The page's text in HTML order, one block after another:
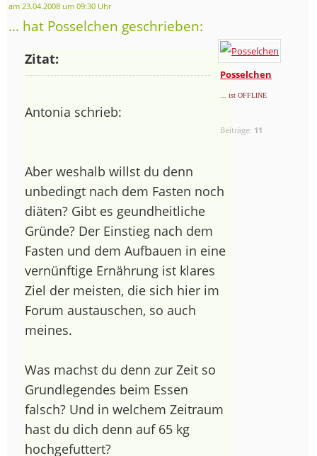
am 23.04.2008 um 09:30 Uhr
... hat Posselchen geschrieben:
Posselchen
... ist OFFLINE
Beiträge: 11
Zitat:
Antonia schrieb:
Aber weshalb willst du denn
unbedingt nach dem Fasten noch
diäten? Gibt es geundheitliche
Gründe? Der Einstieg nach dem
Fasten und dem Aufbauen in eine
vernünftige Ernährung ist klares
Ziel der meisten, die sich hier im
Forum austauschen, so auch
meines.
Was machst du denn zur Zeit so
Grundlegendes beim Essen
falsch? Und in welchem Zeitraum
hast du dich denn auf 65 kg
hochgefuttert?